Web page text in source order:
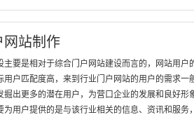
网站制作
主要是相对于综合门户网站建设而言的，网站用户
用户匹配度高，来到行业门户网站的用户的需求一
掘出更多的潜在用户，为营口企业的发展和良好形
为用户提供的是与该行业相关的信息、资讯和服务